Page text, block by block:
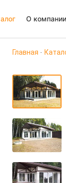
О компании
Главная